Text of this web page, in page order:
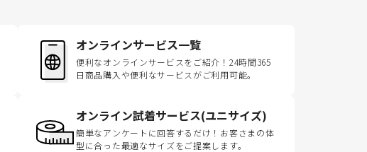
オンラインサービス一覧
便利なオンラインサービスをご紹介！24時間365
日商品購入や便利なサービスがご利用可能。
オンライン試着サービス(ユニサイズ)
簡単なアンケートに回答するだけ！お客さまの体
型に合った最適なサイズをご提案します。